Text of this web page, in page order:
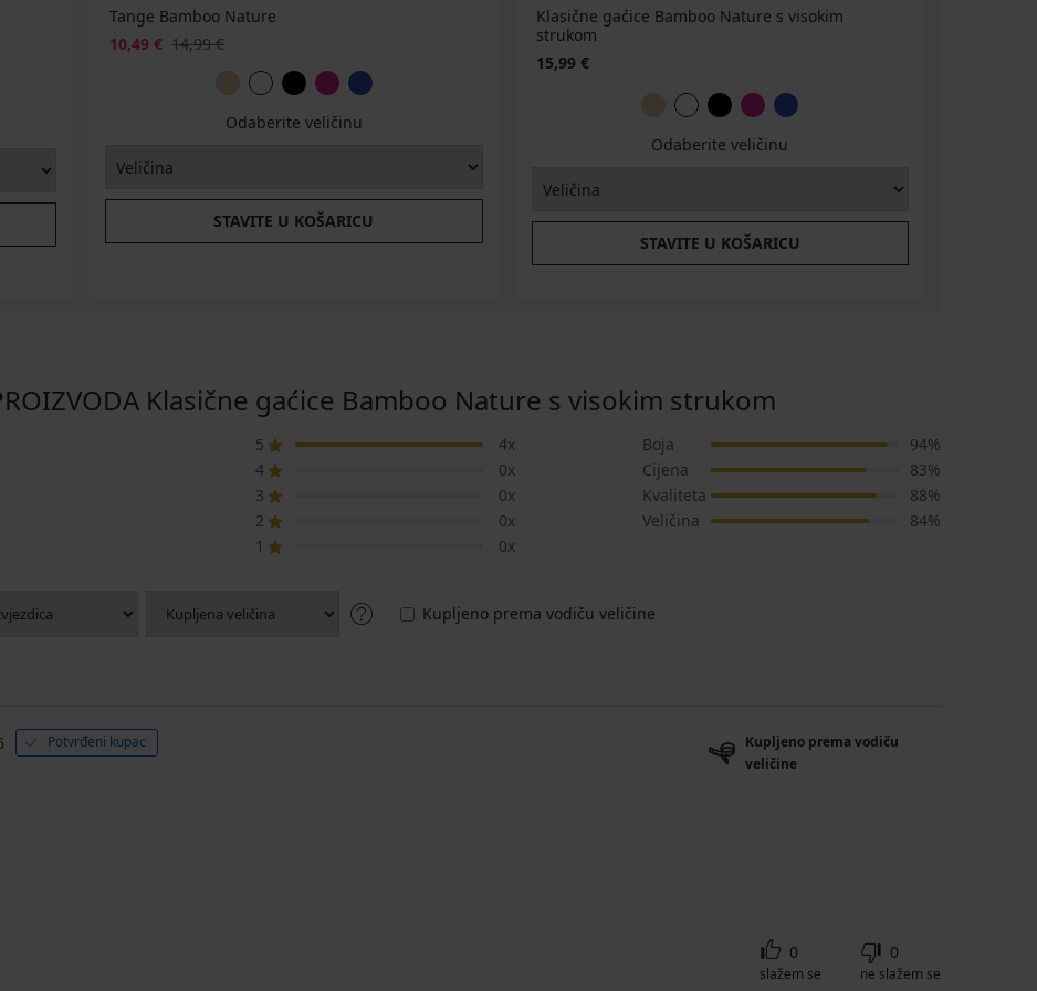
Tange Bamboo Nature
10,49 € 14,99 €
Odaberite veličinu
STAVITE U KOŠARICU
Klasične gaćice Bamboo Nature s visokim
strukom
15,99 €
Odaberite veličinu
STAVITE U KOŠARICU
PROIZVODA Klasične gaćice Bamboo Nature s visokim strukom
5
4x
4
0x
3
0x
2
0x
1
0x
Boja
94%
Cijena
83%
Kvaliteta
88%
Veličina
84%
Kupljeno prema vodiču veličine
Potvrđeni kupac
Kupljeno prema vodiču
veličine
0
slažem se
0
ne slažem se